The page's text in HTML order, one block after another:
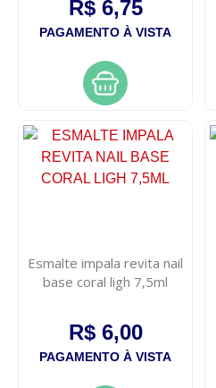
R$ 6,75
PAGAMENTO À VISTA
Esmalte impala revita nail
base coral ligh 7,5ml
R$ 6,00
PAGAMENTO À VISTA